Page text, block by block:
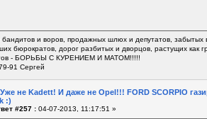
бандитов и воров, продажных шлюх и депутатов, забытых
бюрократов, дорог разбитых и дворцов, растущих как
- БОРЬБЫ С КУРЕНИЕМ И МАТОМ!!!!!
91 Сергей
не Kadett! И даже не Opel!!! FORD SCORPIO
:)
#257 : 04-07-2013, 11:17:51 »